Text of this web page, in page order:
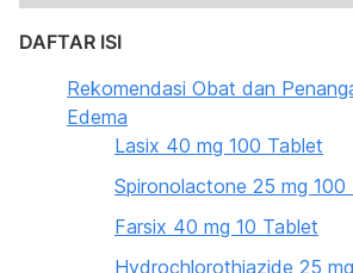
DAFTAR ISI
Rekomendasi Obat dan
Edema
Lasix 40 mg 100 Tablet
Spironolactone 25 mg 100
Farsix 40 mg 10 Tablet
Hydrochlorothiazide 25